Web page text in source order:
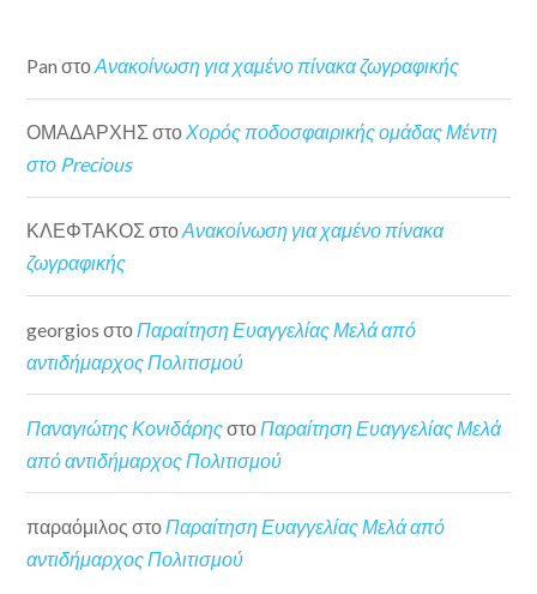
Pan στοΑνακοίνωση για χαμένο πίνακα ζωγραφικής
ΟΜΑΔΑΡΧΗΣ στοΧορός ποδοσφαιρικής ομάδας Μέντη
στο Precious
ΚΛΕΦΤΑΚΟΣ στοΑνακοίνωση για χαμένο πίνακα
ζωγραφικής
georgios στο Παραίτηση Ευαγγελίας Μελά από
αντιδήμαρχος Πολιτισμού
Παναγιώτης ΚονιδάρηςστοΠαραίτηση Ευαγγελίας Μελά
από αντιδήμαρχος Πολιτισμού
παραόμιλος στοΠαραίτηση Ευαγγελίας Μελά από
αντιδήμαρχος Πολιτισμού